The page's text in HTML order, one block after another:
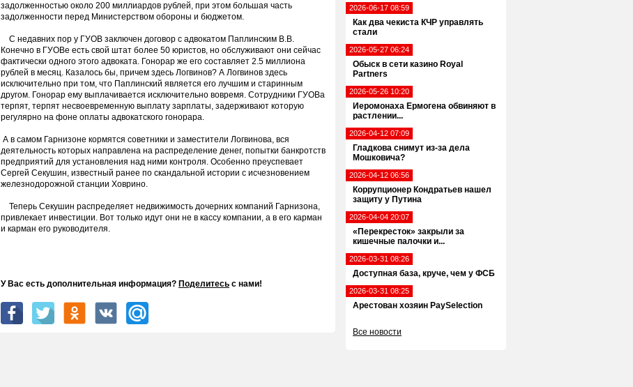
2026-06-17 08:59
Как два чекиста КЧР управлять
стали
2026-05-27 06:24
Обыск в сети казино Royal
Partners
2026-05-26 10:20
Иеромонаха Ермогена обвиняют в
растлении...
2026-04-12 07:09
Гладкова снимут из-за дела
Мошковича?
2026-04-12 06:56
Коррупционер Кондратьев нашел
защиту у Путина
2026-04-04 20:07
«Перекресток» закрыли за
кишечные палочки и...
2026-03-31 08:26
Доступная база, круче, чем у ФСБ
2026-03-31 08:25
Арестован хозяин PaySelection
Все новости
задолженностью около 200 миллиардов рублей, при этом большая часть
задолженности перед Министерством обороны и бюджетом.
С недавних пор у ГУОВ заключен договор с адвокатом Паплинским В.В.
Конечно в ГУОВе есть свой штат более 50 юристов, но обслуживают они сейчас
фактически одного этого адвоката. Гонорар же его составляет 2.5 миллиона
рублей в месяц. Казалось бы, причем здесь Логвинов? А Логвинов здесь
исключительно при том, что Паплинский является его лучшим и старинным
другом. Гонорар ему выплачивается исключительно вовремя. Сотрудники ГУОВа
терпят, терпят несвоевременную выплату зарплаты, задерживают которую
регулярно на фоне оплаты адвокатского гонорара.
А в самом Гарнизоне кормятся советники и заместители Логвинова, вся
деятельность которых направлена на распределение денег, попытки банкротств
предприятий для установления над ними контроля. Особенно преуспевает
Сергей Секушин, известный ранее по скандальной истории с исчезновением
железнодорожной станции Ховрино.
Теперь Секушин распределяет недвижимость дочерних компаний Гарнизона,
привлекает инвестиции. Вот только идут они не в кассу компании, а в его карман
и карман его руководителя.
У Вас есть дополнительная информация? Поделитесь с нами!